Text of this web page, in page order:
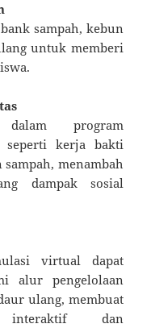
sampah, kebun
untuk memberi
dalam program
seperti kerja bakti
menambah
dampak sosial
virtual dapat
alur pengelolaan
ulang, membuat
interaktif dan